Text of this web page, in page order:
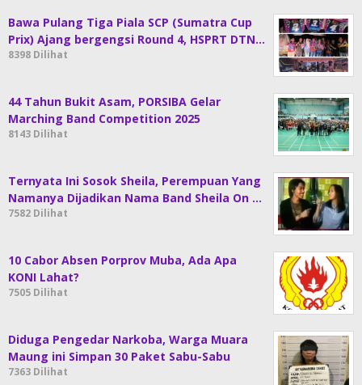
Bawa Pulang Tiga Piala SCP (Sumatra Cup
Prix) Ajang bergengsi Round 4, HSPRT DTN…
8398 Dilihat
44 Tahun Bukit Asam, PORSIBA Gelar
Marching Band Competition 2025
8143 Dilihat
Ternyata Ini Sosok Sheila, Perempuan Yang
Namanya Dijadikan Nama Band Sheila On …
7582 Dilihat
10 Cabor Absen Porprov Muba, Ada Apa
KONI Lahat?
7505 Dilihat
Diduga Pengedar Narkoba, Warga Muara
Maung ini Simpan 30 Paket Sabu-Sabu
7363 Dilihat